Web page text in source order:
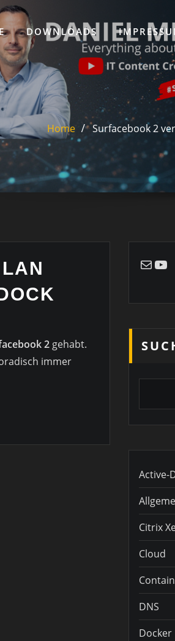
DOWNLOADS
Home Surfacebook 2
2gehabt.
immer
E-Mail
Active-
Citrix
Cloud
DNS
Docker